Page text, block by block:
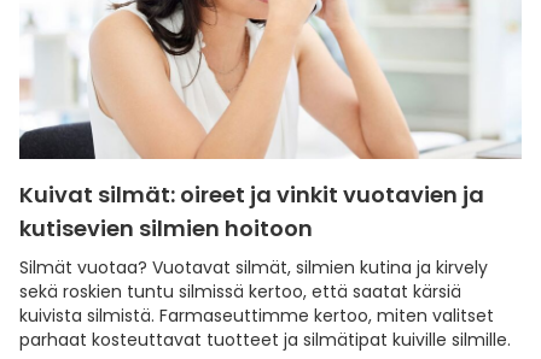
Kuivat silmät: oireet ja vinkit vuotavien ja
kutisevien silmien hoitoon
Silmät vuotaa? Vuotavat silmät, silmien kutina ja kirvely
sekä roskien tuntu silmissä kertoo, että saatat kärsiä
kuivista silmistä. Farmaseuttimme kertoo, miten valitset
parhaat kosteuttavat tuotteet ja silmätipat kuiville silmille.